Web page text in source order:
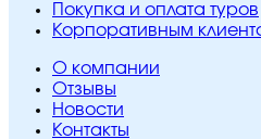
Покупка и оплата туров
Корпоративным
O компании
Отзывы
Новости
Контакты